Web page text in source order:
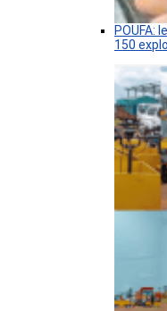
POUFA:
150